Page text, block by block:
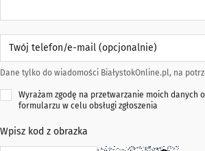
Twój telefon/e-mail (opcjonalnie)
Dane tylko do wiadomości BiałystokOnline.pl, na
Wyrażam zgodę na przetwarzanie moich danych
formularzu w celu obsługi zgłoszenia
Wpisz kod z obrazka